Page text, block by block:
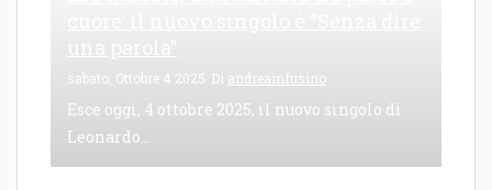
sabato, Ottobre 4 2025 Di andreainfusino
Esce oggi, 4 ottobre 2025, il nuovo singolo di
Leonardo...